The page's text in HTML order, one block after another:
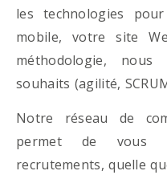
les technologies
mobile, votre site
méthodologie,
souhaits (agilité,
Notre réseau de
permet de vous
recrutements, quelle